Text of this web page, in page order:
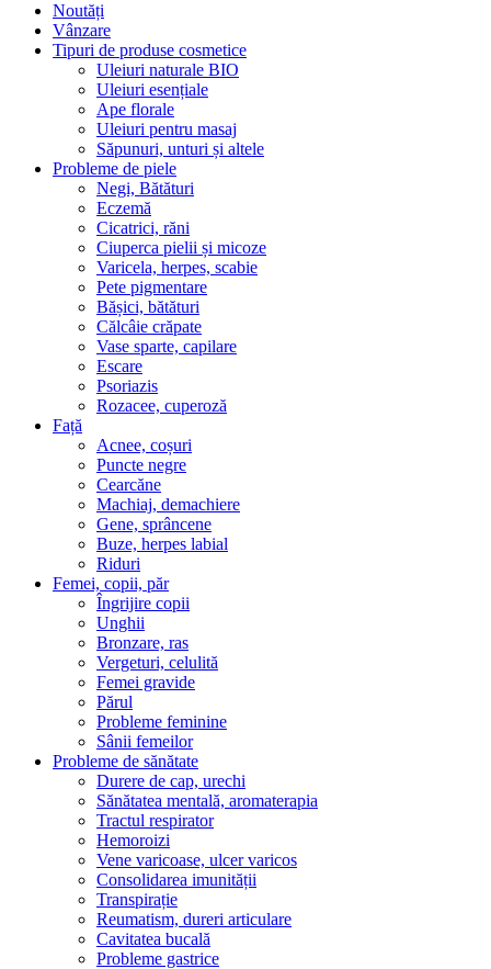
Noutăți
Vânzare
Tipuri de produse cosmetice
Uleiuri naturale BIO
Uleiuri esențiale
Ape florale
Uleiuri pentru masaj
Săpunuri, unturi și altele
Probleme de piele
Negi, Bătături
Eczemă
Cicatrici, răni
Ciuperca pielii și micoze
Varicela, herpes, scabie
Pete pigmentare
Bășici, bătături
Călcâie crăpate
Vase sparte, capilare
Escare
Psoriazis
Rozacee, cuperoză
Față
Acnee, coșuri
Puncte negre
Cearcăne
Machiaj, demachiere
Gene, sprâncene
Buze, herpes labial
Riduri
Femei, copii, păr
Îngrijire copii
Unghii
Bronzare, ras
Vergeturi, celulită
Femei gravide
Părul
Probleme feminine
Sânii femeilor
Probleme de sănătate
Durere de cap, urechi
Sănătatea mentală, aromaterapia
Tractul respirator
Hemoroizi
Vene varicoase, ulcer varicos
Consolidarea imunității
Transpirație
Reumatism, dureri articulare
Cavitatea bucală
Probleme gastrice